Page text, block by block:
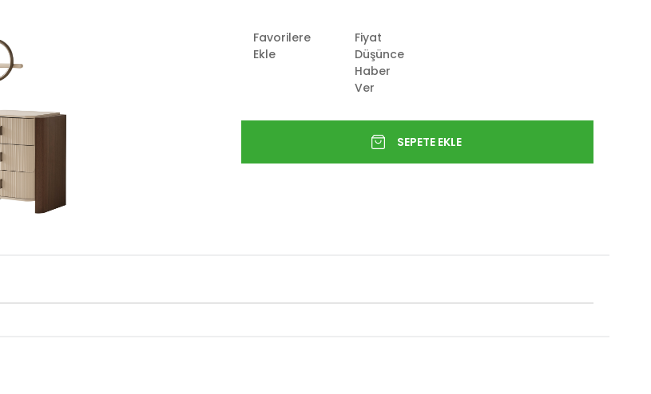
Favorilere
Ekle
Fiyat
Düşünce
Haber
Ver